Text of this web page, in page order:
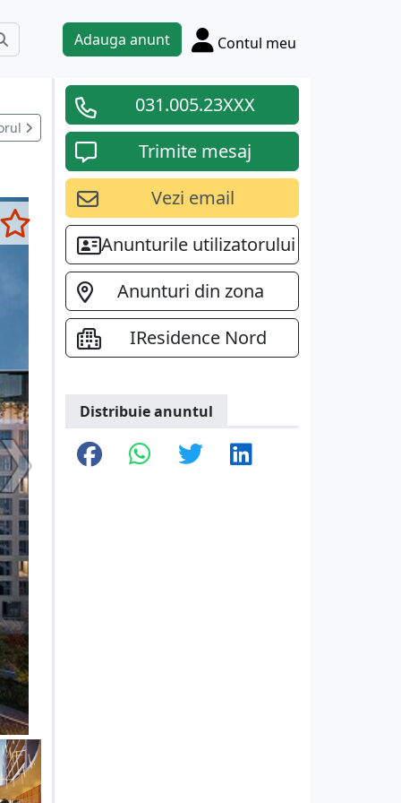
Adauga anunt Contul meu
031.005.23XXX
Trimite mesaj
Vezi email
Anunturile utilizatorului
Anunturi din zona
IResidence Nord
Distribuie anuntul